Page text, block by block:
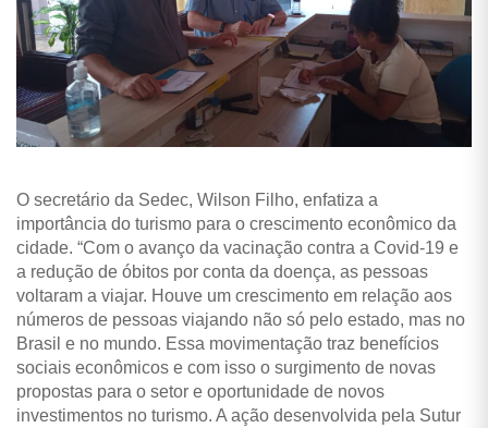
O secretário da Sedec, Wilson Filho, enfatiza a
importância do turismo para o crescimento econômico da
cidade. “Com o avanço da vacinação contra a Covid-19 e
a redução de óbitos por conta da doença, as pessoas
voltaram a viajar. Houve um crescimento em relação aos
números de pessoas viajando não só pelo estado, mas no
Brasil e no mundo. Essa movimentação traz benefícios
sociais econômicos e com isso o surgimento de novas
propostas para o setor e oportunidade de novos
investimentos no turismo. A ação desenvolvida pela Sutur